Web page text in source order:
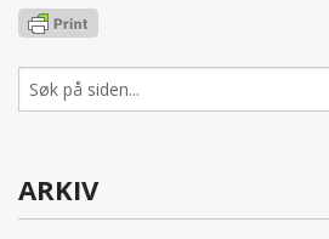
Søk
ARKIV